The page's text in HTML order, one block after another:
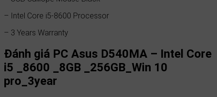
– Intel Core i5-8600 Processor
– 3 Years Warranty
Đánh giá PC Asus D540MA – Intel Core
i5 _8600 _8GB _256GB_Win 10
pro_3year